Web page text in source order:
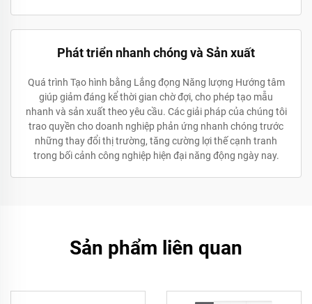
Phát triển nhanh chóng và Sản xuất
Quá trình Tạo hình bằng Lắng đọng Năng lượng Hướng tâm
giúp giảm đáng kể thời gian chờ đợi, cho phép tạo mẫu
nhanh và sản xuất theo yêu cầu. Các giải pháp của chúng tôi
trao quyền cho doanh nghiệp phản ứng nhanh chóng trước
những thay đổi thị trường, tăng cường lợi thế cạnh tranh
trong bối cảnh công nghiệp hiện đại năng động ngày nay.
Sản phẩm liên quan